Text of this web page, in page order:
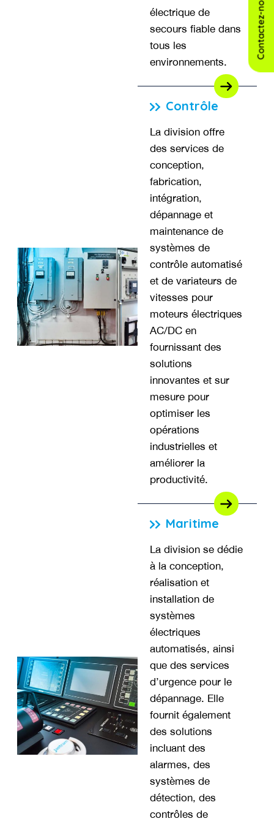
électrique de
secours fiable dans
tous les
environnements.
Contrôle
La division offre
des services de
conception,
fabrication,
intégration,
dépannage et
maintenance de
systèmes de
contrôle automatisé
et de variateurs de
vitesses pour
moteurs électriques
AC/DC en
fournissant des
solutions
innovantes et sur
mesure pour
optimiser les
opérations
industrielles et
améliorer la
productivité.
Maritime
La division se dédie
à la conception,
réalisation et
installation de
systèmes
électriques
automatisés, ainsi
que des services
d’urgence pour le
dépannage. Elle
fournit également
des solutions
incluant des
alarmes, des
systèmes de
détection, des
contrôles de
Contactez-nous